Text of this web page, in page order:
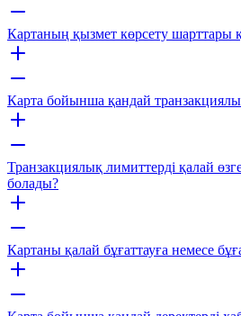
Картаның қызмет көрсету шарттары
Карта бойынша қандай
Транзакциялық лимиттерді қалай
болады?
Картаны қалай бұғаттауға немесе